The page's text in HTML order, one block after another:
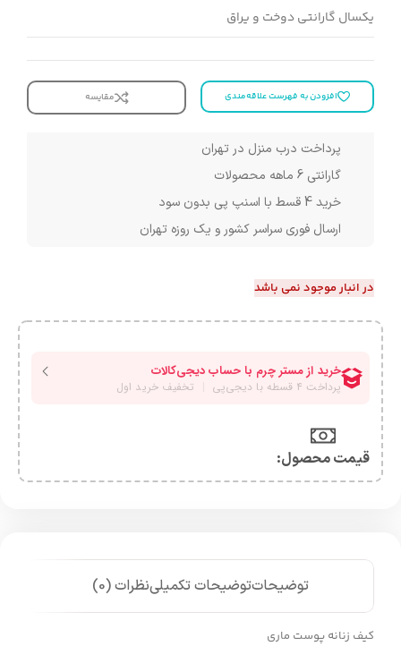
یکسال گارانتی دوخت و یراق
افزودن به فهرست علاقه‌مندی مقایسه
پرداخت درب منزل در تهران
گارانتی 6 ماهه محصولات
خرید 4 قسط با اسنپ پی بدون سود
ارسال فوری سراسر کشور و یک روزه تهران
در انبار موجود نمی باشد
قیمت محصول:​
توضیحاتتوضیحات تکمیلینظرات (0)
کیف زنانه پوست ماری